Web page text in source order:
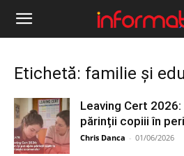
Informația
Etichetă: familie și
Leaving Cert
părinții copiii în
Chris Danca - 01/06/2026